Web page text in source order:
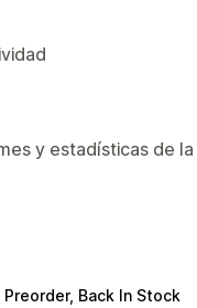
y estadísticas de la
Preorder, Back In Stock